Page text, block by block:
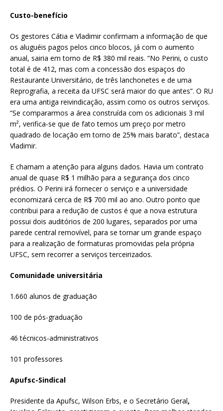
Custo-benefício
Os gestores Cátia e Vladimir confirmam a informação de que
os aluguéis pagos pelos cinco blocos, já com o aumento
anual, sairia em torno de R$ 380 mil reais. “No Perini, o custo
total é de 412, mas com a concessão dos espaços do
Restaurante Universitário, de três lanchonetes e de uma
Reprografia, a receita da UFSC será maior do que antes”. O RU
era uma antiga reivindicação, assim como os outros serviços.
“Se compararmos a área construída com os adicionais 3 mil
m², verifica-se que de fato temos um preço por metro
quadrado de locação em torno de 25% mais barato”, destaca
Vladimir.
E chamam a atenção para alguns dados. Havia um contrato
anual de quase R$ 1 milhão para a segurança dos cinco
prédios. O Perini irá fornecer o serviço e a universidade
economizará cerca de R$ 700 mil ao ano. Outro ponto que
contribui para a redução de custos é que a nova estrutura
possui dois auditórios de 200 lugares, separados por uma
parede central removível, para se tornar um grande espaço
para a realização de formaturas promovidas pela própria
UFSC, sem recorrer a serviços terceirizados.
Comunidade universitária
1.660 alunos de graduação
100 de pós-graduação
46 técnicos-administrativos
101 professores
Apufsc-Sindical
Presidente da Apufsc, Wilson Erbs, e o Secretário Geral,